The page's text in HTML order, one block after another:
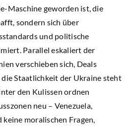
Maschine geworden ist, die
sondern sich über
und politische
Parallel eskaliert der
verschieben sich, Deals
Staatlichkeit der Ukraine steht
den Kulissen ordnen
neu – Venezuela,
moralischen Fragen,